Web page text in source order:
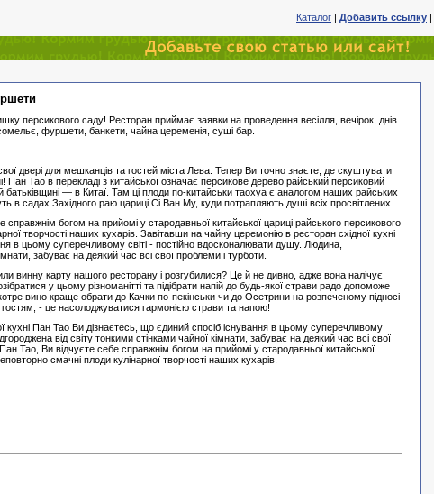
Каталог | Добавить ссылку |
персикового саду! Ресторан приймає заявки на проведення весілля, вечірок, днів
фуршети, банкети, чайна цеременія, суші бар.
двері для мешканців та гостей міста Лева. Тепер Ви точно знаєте, де скуштувати
Пан Тао в перекладі з китайської означає персикове дерево райський персиковий
— в Китаї. Там ці плоди по-китайськи таохуа є аналогом наших райських
в садах Західного раю цариці Сі Ван Му, куди потрапляють душі всіх просвітлених.
богом на прийомі у стародавньої китайської цариці райського персикового
творчості наших кухарів. Завітавши на чайну церемонію в ресторан східної кухні
в цьому суперечливому світі - постійно вдосконалювати душу. Людина,
забуває на деякий час всі свої проблеми і турботи.
винну карту нашого ресторану і розгубилися? Це й не дивно, адже вона налічує
у цьому різноманітті та підібрати напій до будь-якої страви радо допоможе
вино краще обрати до Качки по-пекінськи чи до Осетрини на розпеченому підносі
- це насолоджуватися гармонією страви та напою!
кухні Пан Тао Ви дізнаєтесь, що єдиний спосіб існування в цьому суперечливому
від світу тонкими стінками чайної кімнати, забуває на деякий час всі свої
Тао, Ви відчуєте себе справжнім богом на прийомі у стародавньої китайської
смачні плоди кулінарної творчості наших кухарів.